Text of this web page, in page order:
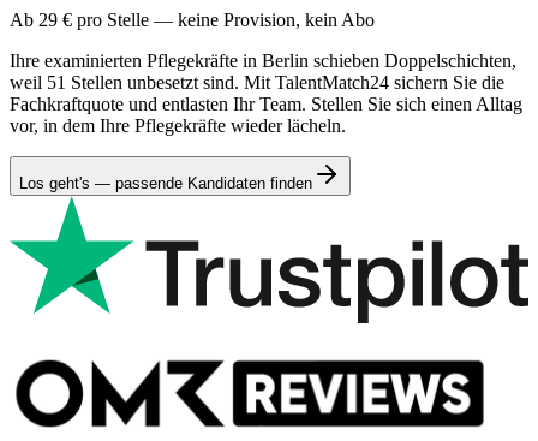
Ab 29 € pro Stelle — keine Provision, kein Abo
Ihre examinierten Pflegekräfte in Berlin schieben Doppelschichten,
weil 51 Stellen unbesetzt sind. Mit TalentMatch24 sichern Sie die
Fachkraftquote und entlasten Ihr Team. Stellen Sie sich einen Alltag
vor, in dem Ihre Pflegekräfte wieder lächeln.
Los geht's — passende Kandidaten finden